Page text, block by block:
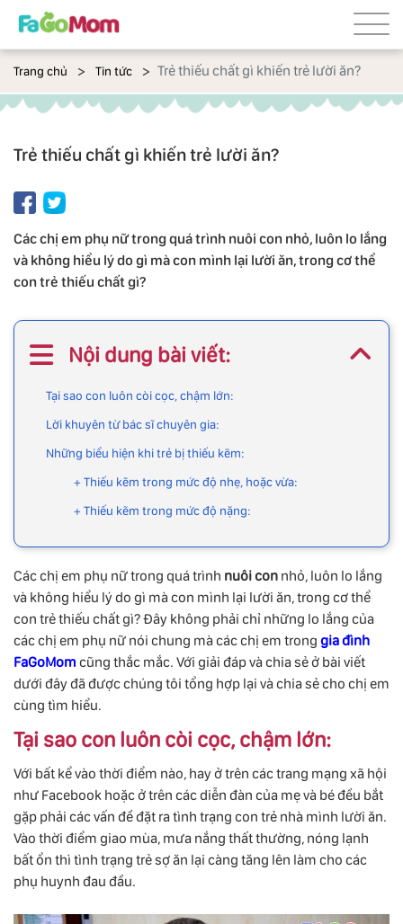
Trang chủ Tin tức Trẻ thiếu chất gì khiến trẻ lười ăn?
Trẻ thiếu chất gì khiến trẻ lười ăn?
Các chị em phụ nữ trong quá trình nuôi con nhỏ, luôn lo lắng
và không hiểu lý do gì mà con mình lại lười ăn, trong cơ thể
con trẻ thiếu chất gì?
Nội dung bài viết:
Tại sao con luôn còi cọc, chậm lớn:
Lời khuyên từ bác sĩ chuyên gia:
Những biểu hiện khi trẻ bị thiếu kẽm:
+ Thiếu kẽm trong mức độ nhẹ, hoặc vừa:
+ Thiếu kẽm trong mức độ nặng:
Các chị em phụ nữ trong quá trình nuôi con nhỏ, luôn lo lắng
và không hiểu lý do gì mà con mình lại lười ăn, trong cơ thể
con trẻ thiếu chất gì? Đây không phải chỉ những lo lắng của
các chị em phụ nữ nói chung mà các chị em trong gia đình
FaGoMom cũng thắc mắc. Với giải đáp và chia sẻ ở bài viết
dưới đây đã được chúng tôi tổng hợp lại và chia sẻ cho chị em
cùng tìm hiểu.
Tại sao con luôn còi cọc, chậm lớn:
Với bất kể vào thời điểm nào, hay ở trên các trang mạng xã hội
như Facebook hoặc ở trên các diễn đàn của mẹ và bé đều bắt
gặp phải các vấn đề đặt ra tình trạng con trẻ nhà mình lười ăn.
Vào thời điểm giao mùa, mưa nắng thất thường, nóng lạnh
bất ổn thì tình trạng trẻ sợ ăn lại càng tăng lên làm cho các
phụ huynh đau đầu.